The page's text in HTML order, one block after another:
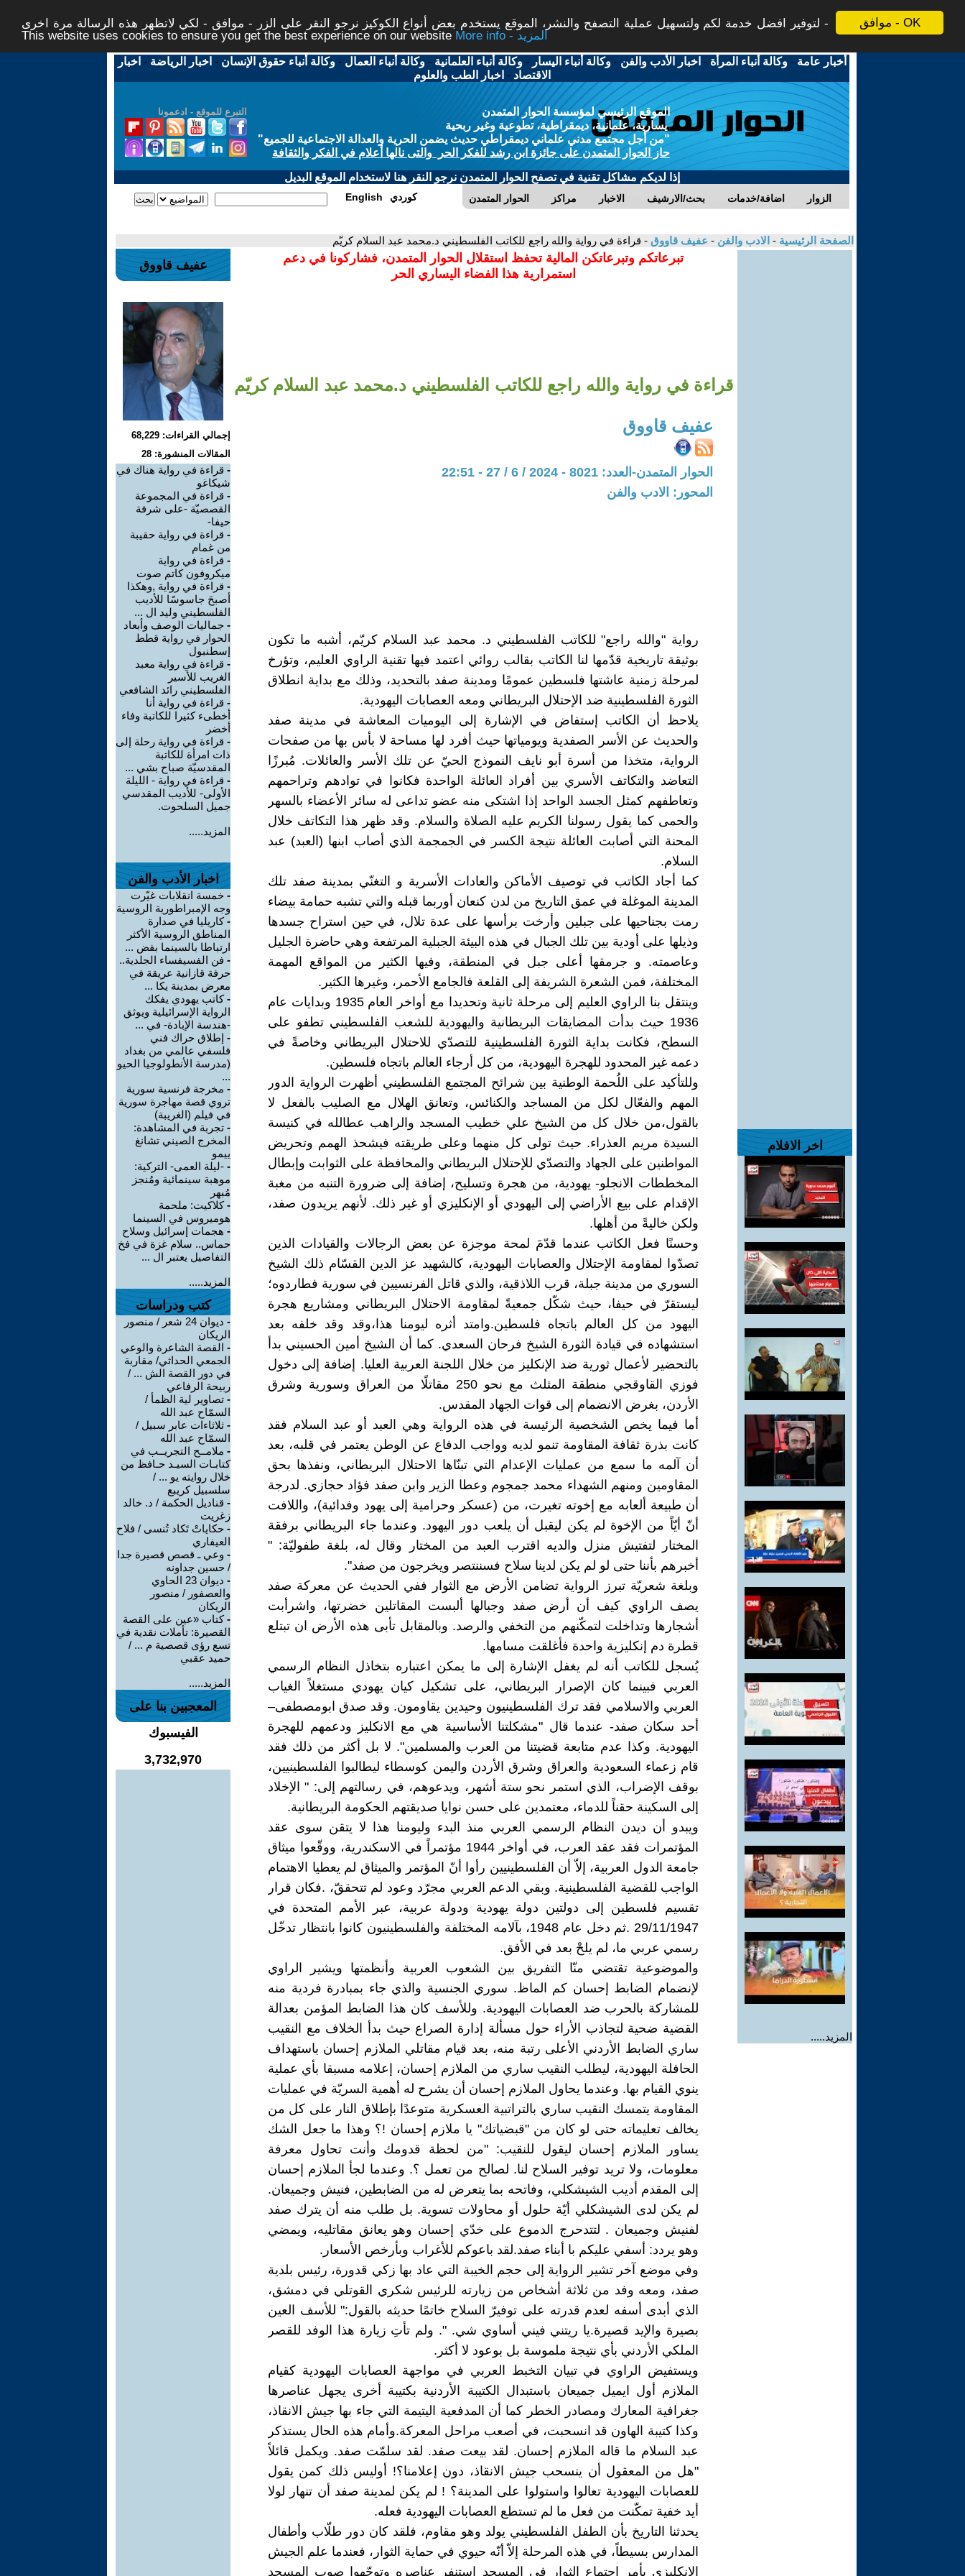
موافق - OK
لتوفير افضل خدمة لكم ولتسهيل عملية التصفح والنشر، الموقع يستخدم بعض أنواع الكوكيز نرجو النقر على الزر - موافق - لكي لاتظهر هذه الرسالة مرة اخرى -
This website uses cookies to ensure you get the best experience on our website
More info - المزيد
أخبار عامة -وكالة أنباء المرأة - اخبار الأدب والفن -وكالة أنباء اليسار -وكالة أنباء العلمانية -وكالة أنباء العمال -وكالة أنباء حقوق الإنسان - اخبار الرياضة - اخبار
الاقتصاد - اخبار الطب والعلوم
التبرع للموقع - ادعمونا
الموقع الرئيسي لمؤسسة الحوار المتمدن
يسارية، علمانية، ديمقراطية، تطوعية وغير ربحية
"من أجل مجتمع مدني علماني ديمقراطي حديث يضمن الحرية والعدالة الاجتماعية للجميع"
حاز الحوار المتمدن على جائزة ابن رشد للفكر الحر والتى نالها أعلام في الفكر والثقافة
إذا لديكم مشاكل تقنية في تصفح الحوار المتمدن نرجو النقر هنا لاستخدام الموقع البديل
الحوار المتمدن مراكز الاخبار بحث/الارشيف اضافة/خدمات الزوار English كوردي
الصفحة الرئيسية - الادب والفن - عفيف قاووق - قراءة في رواية والله راجع للكاتب الفلسطيني د.محمد عبد السلام كريّم
اخر الافلام
المزيد.....
تبرعاتكم وتبرعاتكن المالية تحفظ استقلال الحوار المتمدن، فشاركونا في دعم
استمرارية هذا الفضاء اليساري الحر
قراءة في رواية والله راجع للكاتب الفلسطيني د.محمد عبد السلام كريّم
عفيف قاووق
الحوار المتمدن-العدد: 8021 - 2024 / 6 / 27 - 22:51
المحور: الادب والفن
رواية "والله راجع" للكاتب الفلسطيني د. محمد عبد السلام كريّم، أشبه ما تكون
بوثيقة تاريخية قدّمها لنا الكاتب بقالب روائي اعتمد فيها تقنية الراوي العليم، وتؤرخ
لمرحلة زمنية عاشتها فلسطين عمومًا ومدينة صفد بالتحديد، وذلك مع بداية انطلاق
الثورة الفلسطينية ضد الإحتلال البريطاني ومعه العصابات اليهودية.
يلاحظ أن الكاتب إستفاض في الإشارة إلى اليوميات المعاشة في مدينة صفد
والحديث عن الأسر الصفدية ويومياتها حيث أفرد لها مساحة لا بأس بها من صفحات
الرواية، متخذا من أسرة أبو نايف النموذج الحيّ عن تلك الأسر والعائلات. مُبرزًا
التعاضد والتكاتف الأسري بين أفراد العائلة الواحدة فكانوا في توادهم وتراحمهم
وتعاطفهم كمثل الجسد الواحد إذا اشتكى منه عضو تداعى له سائر الأعضاء بالسهر
والحمى كما يقول رسولنا الكريم عليه الصلاة والسلام. وقد ظهر هذا التكاتف خلال
المحنة التي أصابت العائلة نتيجة الكسر في الجمجمة الذي أصاب ابنها (العبد) عبد
السلام.
كما أجاد الكاتب في توصيف الأماكن والعادات الأسرية و التغنّي بمدينة صفد تلك
المدينة الموغلة في عمق التاريخ من لدن كنعان أوربما قبله والتي تشبه حمامة بيضاء
رمت بجناحيها على جبلين وأرخت برأسها على عدة تلال، في حين استراح جسدها
وذيلها على أودية بين تلك الجبال في هذه البيئة الجبلية المرتفعة وهي حاضرة الجليل
وعاصمته. و جرمقها أعلى جبل في المنطقة، وفيها الكثير من المواقع المهمة
المختلفة، فمن الشعرة الشريفة إلى القلعة فالجامع الأحمر، وغيرها الكثير.
وينتقل بنا الراوي العليم إلى مرحلة ثانية وتحديدا مع أواخر العام 1935 وبدايات عام
1936 حيث بدأت المضايقات البريطانية واليهودية للشعب الفلسطيني تطفو على
السطح، فكانت بداية الثورة الفلسطينية للتصدّي للاحتلال البريطاني وخاصةً في
دعمه غير المحدود للهجرة اليهودية، من كل أرجاء العالم باتجاه فلسطين.
وللتأكيد على اللُحمة الوطنية بين شرائح المجتمع الفلسطيني أظهرت الرواية الدور
المهم والفعّال لكل من المساجد والكنائس، وتعانق الهلال مع الصليب بالفعل لا
بالقول،من خلال كل من الشيخ علي خطيب المسجد والراهب عطالله في كنيسة
السيدة مريم العذراء. حيث تولى كل منهما وعلى طريقته فيشحذ الهمم وتحريض
المواطنين على الجهاد والتصدّي للإحتلال البريطاني والمحافظة على الثوابت وإبطال
المخططات الانجلو- يهودية، من هجرة وتسليح، إضافة إلى ضرورة التنبه من مغبة
الإقدام على بيع الأراضي إلى اليهودي أو الإنكليزي أو غير ذلك. لأنهم يريدون صفد،
ولكن خاليةً من أهلها.
وحسنًا فعل الكاتب عندما قدّمَ لمحة موجزة عن بعض الرجالات والقيادات الذين
تصدّوا لمقاومة الإحتلال والعصابات اليهودية، كالشهيد عز الدين القسّام ذلك الشيخ
السوري من مدينة جبلة، قرب اللاذقية، والذي قاتل الفرنسيين في سورية فطاردوه؛
ليستقرّ في حيفا، حيث شكّل جمعيةً لمقاومة الاحتلال البريطاني ومشاريع هجرة
اليهود من كل العالم باتجاه فلسطين.وامتد أثره ليومنا هذا،وقد وقد خلفه بعد
استشهاده في قيادة الثورة الشيخ فرحان السعدي. كما أن الشيخ أمين الحسيني بدأ
بالتحضير لأعمال ثورية ضد الإنكليز من خلال اللجنة العربية العليا. إضافة إلى دخول
فوزي القاوقجي منطقة المثلث مع نحو 250 مقاتلًا من العراق وسورية وشرق
الأردن، بغرض الانضمام إلى قوات الجهاد المقدس.
أما فيما يخص الشخصية الرئيسة في هذه الرواية وهي العبد أو عبد السلام فقد
كانت بذرة ثقافة المقاومة تنمو لديه وواجب الدفاع عن الوطن يعتمر في قلبه، بعد
أن آلمه ما سمع من عمليات الإعدام التي تبنّاها الاحتلال البريطاني، ونفذها بحق
المقاومين ومنهم الشهداء محمد جمجوم وعطا الزير وابن صفد فؤاد حجازي. لدرجة
أن طبيعة ألعابه مع إخوته تغيرت، من (عسكر وحرامية إلى يهود وفدائية)، واللافت
أنّ أيّاً من الإخوة لم يكن ليقبل أن يلعب دور اليهود. وعندما جاء البريطاني برفقة
المختار لتفتيش منزل والديه اقترب العبد من المختار وقال له، بلغة طفوليّة: "
أخبرهم بأننا حتى لو لم يكن لدينا سلاح فسننتصر ويخرجون من صفد".
وبلغة شعريّة تبرز الرواية تضامن الأرض مع الثوار ففي الحديث عن معركة صفد
يصف الراوي كيف أن أرض صفد وجبالها ألبست المقاتلين خضرتها، واشرأبت
أشجارها وتداخلت لتمكّنهم من التخفي والرصد. وبالمقابل تأبى هذه الأرض ان تبتلع
قطرة دم إنكليزية واحدة فأغلقت مسامها.
يُسجل للكاتب أنه لم يغفل الإشارة إلى ما يمكن اعتباره بتخاذل النظام الرسمي
العربي فبينما كان الإصرار البريطاني، على تشكيل كيان يهودي مستغلاً الغياب
العربي والاسلامي فقد ترك الفلسطينيون وحيدين يقاومون. وقد صدق ابومصطفى–
أحد سكان صفد- عندما قال "مشكلتنا الأساسية هي مع الانكليز ودعمهم للهجرة
اليهودية. وكذا عدم متابعة قضيتنا من العرب والمسلمين". لا بل أكثر من ذلك فقد
قام زعماء السعودية والعراق وشرق الأردن واليمن كوسطاء ليطالبوا الفلسطينيين،
بوقف الإضراب، الذي استمر نحو ستة أشهر، ويدعوهم، في رسالتهم إلى: " الإخلاد
إلى السكينة حقناً للدماء، معتمدين على حسن نوايا صديقتهم الحكومة البريطانية.
ويبدو أن ديدن النظام الرسمي العربي منذ البدء وليومنا هذا لا يتقن سوى عقد
المؤتمرات فقد عقد العرب، في أواخر 1944 مؤتمراً في الاسكندرية، ووقّعوا ميثاق
جامعة الدول العربية، إلاّ أن الفلسطينيين رأوا أنّ المؤتمر والميثاق لم يعطيا الاهتمام
الواجب للقضية الفلسطينية. وبقي الدعم العربي مجرّد وعود لم تتحققّ، .فكان قرار
تقسيم فلسطين إلى دولتين دولة يهودية ودولة عربية، عبر الأمم المتحدة في
29/11/1947 .ثم دخل عام 1948، بآلامه المختلفة والفلسطينيون كانوا بانتظار تدخّل
رسمي عربي ما، لم يلحْ بعد في الأفق.
والموضوعية تقتضي منّا التفريق بين الشعوب العربية وأنظمتها ويشير الراوي
لإنضمام الضابط إحسان كم الماظ. سوري الجنسية والذي جاء بمبادرة فردية منه
للمشاركة بالحرب ضد العصابات اليهودية. وللأسف كان هذا الضابط المؤمن بعدالة
القضية ضحية لتجاذب الأراء حول مسألة إدارة الصراع حيث بدأ الخلاف مع النقيب
ساري الضابط الأردني الأعلى رتبة منه، بعد قيام مقاتلي الملازم إحسان باستهداف
الحافلة اليهودية، ليطلب النقيب ساري من الملازم إحسان، إعلامه مسبقا بأي عملية
ينوي القيام بها. وعندما يحاول الملازم إحسان أن يشرح له أهمية السريّة في عمليات
المقاومة يتمسك النقيب ساري بالتراتبية العسكرية متوعدًا بإطلاق النار على كل من
يخالف تعليماته حتى لو كان من "قبضياتك" يا ملازم إحسان !؟ وهذا ما جعل الشك
يساور الملازم إحسان ليقول للنقيب: "من لحظة قدومك وأنت تحاول معرفة
معلومات، ولا تريد توفير السلاح لنا. لصالح من تعمل ؟. وعندما لجأ الملازم إحسان
إلى المقدم أديب الشيشكلي، وفاتحه بما يتعرض له من الضابطين، فنيش وجميعان.
لم يكن لدى الشيشكلي أيّة حلول أو محاولات تسوية. بل طلب منه أن يترك صفد
لفنيش وجميعان . لتتدحرج الدموع على خدّي إحسان وهو يعانق مقاتليه، ويمضي
وهو يردد: أسفي عليكم با أبناء صفد.لقد باعوكم للأغراب وبأرخص الأسعار.
وفي موضع آخر تشير الرواية إلى حجم الخيبة التي عاد بها زكي قدورة، رئيس بلدية
صفد، ومعه وفد من ثلاثة أشخاص من زيارته للرئيس شكري القوتلي في دمشق،
الذي أبدى أسفه لعدم قدرته على توفيرّ السلاح خاتمًا حديثه بالقول:" للأسف العين
بصيرة والإيد قصيرة.يا ريتني فيني أساوي شي. ". ولم تأتِ زيارة هذا الوفد للقصر
الملكي الأردني بأي نتيجة ملموسة بل بوعود لا أكثر.
ويستفيض الراوي في تبيان التخبط العربي في مواجهة العصابات اليهودية كقيام
الملازم أول ايميل جميعان باستبدال الكتيبة الأردنية بكتيبة أخرى يجهل عناصرها
جغرافية المعارك ومصادر الخطر كما أن المدفعية اليتيمة التي جاء بها جيش الانقاذ،
وكذا كتيبة الهاون قد انسحبت، في أصعب مراحل المعركة.وأمام هذه الحال يستذكر
عبد السلام ما قاله الملازم إحسان. لقد بيعت صفد. لقد سلمّت صفد. ويكمل قائلاً
"هل من المعقول أن ينسحب جيش الانقاذ، دون إعلامنا؟! أوليس ذلك كمن يقول
للعصابات اليهودية تعالوا واستولوا على المدينة؟ ! لم يكن لمدينة صفد أن تنهار لولا
أيد خفية تمكّنت من فعل ما لم تستطع العصابات اليهودية فعله.
يحدثنا التاريخ بأن الطفل الفلسطيني يولد وهو مقاوم، فلقد كان دور طلّاب وأطفال
المدارس بسيطاً، في هذه المرحلة إلاّ أنّه حيوي في حماية الثوار، فعندما علم الجيش
الانكليزي بأمر اجتماع الثوار في المسجد استنفر عناصره وتوجّهوا صوب المسجد
عفيف قاووق
إجمالي القراءات: 68,229
المقالات المنشورة: 28
- قراءة في رواية هناك في
شيكاغو
- قراءة في المجموعة
القصصيّة -على شرفة
حيفا-
- قراءة في رواية حقيبة
من غمام
- قراءة في رواية
ميكروفون كاتم صوت
- قراءة في رواية ,وهكذا
أصبحَ جاسوسًا للأديب
الفلسطيني وليد ال ...
- جماليات الوصف وأبعاد
الحوار في رواية قطط
إسطنبول
- قراءة في رواية معبد
الغريب للأسير
الفلسطيني رائد الشافعي
- قراءة في رواية أنا
أخطىء كثيرا للكاتبة وفاء
أخضر
- قراءة في رواية رحلة إلى
ذات امرأة للكاتبة
المقدسيّة صباح بشي ...
- قراءة في رواية - الليلة
الأولى- للأديب المقدسي
جميل السلحوت.
المزيد.....
اخبار الأدب والفن
- خمسة انقلابات غيّرت
وجه الإمبراطورية الروسية
-كاريليا في صدارة
المناطق الروسية الأكثر
ارتباطا بالسينما بفض ...
- فن الفسيفساء الجلدية..
حرفة قازانية عريقة في
معرض بمدينة يكا ...
-كاتب يهودي يفكك
الرواية الإسرائيلية ويوثق
-هندسة الإبادة- في ...
- إطلاق حراك فني
فلسفي عالمي من بغداد
(مدرسة الأنطولوجيا الحيو
...
- مخرجة فرنسية سورية
تروي قصة مهاجرة سورية
في فيلم (الغريبة)
- تجربة في المشاهدة:
المخرج الصيني تشانغ
ييمو
- -ليلة العمى- التركية:
موهبة سينمائية ومُنجز
مُبهر
-كلاكيت: ملحمة
هوميروس في السينما
- هجمات إسرائيل وسلاح
حماس.. سلام غزة في فخ
التفاصيل يعتبر ال ...
المزيد.....
كتب ودراسات
-
ديوان 24 شعر / منصور
الريكان
- القصة الشاعرة والوعي
الجمعي الحداثي/ مقاربة
في دور القصة الش ... /
ربيحة الرفاعي
- تصاوير لية الظمأ /
السمّاح عبد الله
- ثلاثاءات عابر سبيل /
السمّاح عبد الله
- ملامــح التجريــب في
كتابـات السيـد حـافظ من
خلال روايته يو ... /
سلسبيل كريبع
- قناديل الحكمة / د. خالد
زغريت
- حكاياتْ تَكاد تُنسى / فلاح
العيفاري
- وعي ـ قصص قصيرة جدا
/ حسين جداونه
-
ديوان 23 الحاوي
والعصفور / منصور
الريكان
-كتاب «عين على القصة
القصيرة: تأملات نقدية في
تسع رؤى قصصية م ... /
حميد عقبي
المزيد.....
المعجبين بنا على
الفيسبوك
3,732,970